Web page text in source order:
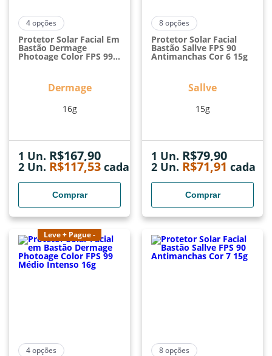
4opções
Protetor Solar Facial Em
Bastão Dermage
Photoage Color FPS 99
Médio 16g
Dermage
16g
1 Un. R$167,90
2 Un. R$117,53 cada
Comprar
8opções
Protetor Solar Facial
Bastão Sallve FPS 90
Antimanchas Cor 6 15g
Sallve
15g
1 Un. R$79,90
2 Un. R$71,91 cada
Comprar
Leve + Pague -
4opções 8opções